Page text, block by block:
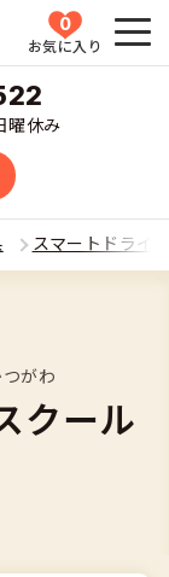
0
お気に入り
曜休み
スマートドライ
がわ
クール